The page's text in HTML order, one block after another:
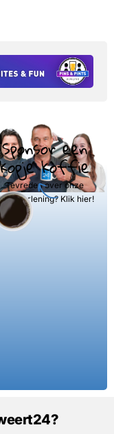
Sponsor een
kopje koffie
Tevreden over onze
Klik hier!